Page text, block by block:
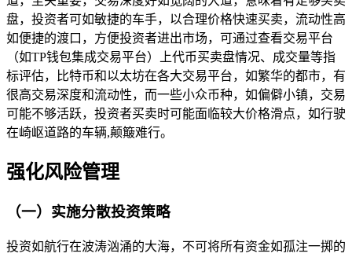
盘，投资者可如敏捷的车手，以合理价格快速买卖，流动性高
如便捷的渡口，方便投资者进出市场，可通过查看交易平台
（如TP钱包集成交易平台）上代币买卖盘情况、成交量等指
标评估，比特币和以太坊在各大交易平台，如繁华的都市，有
很高交易深度和流动性，而一些小众币种，如偏僻小镇，交易
可能不够活跃，投资者买卖时可能面临较大价格滑点，如行驶
在崎岖道路的车辆,颠簸难行。
强化风险管理
（一）实施分散投资策略
投资如航行在波涛汹涌的大海，不可将所有资金如孤注一掷的